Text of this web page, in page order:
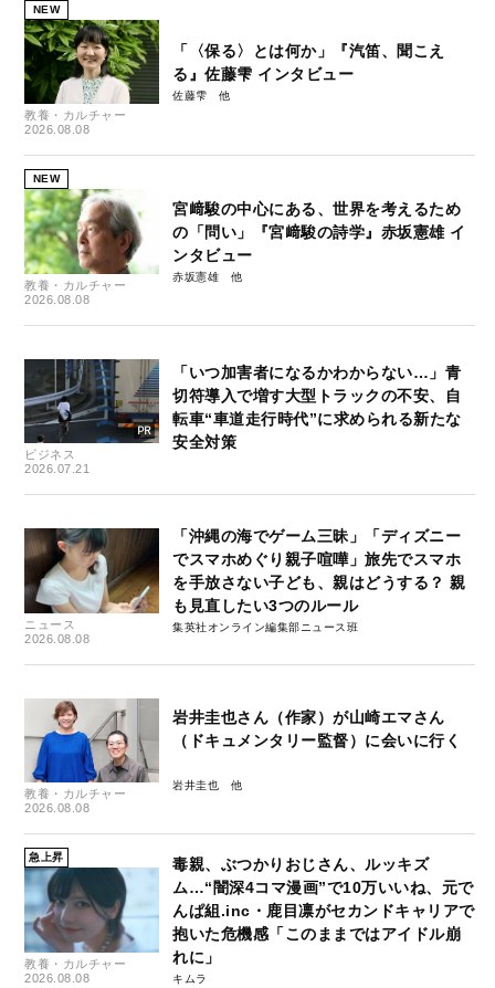
NEW
教養・カルチャー
2026.08.08
「〈保る〉とは何か」『汽笛、聞こえ
る』佐藤雫 インタビュー
佐藤雫
NEW
教養・カルチャー
2026.08.08
宮﨑駿の中心にある、世界を考えるため
の「問い」『宮﨑駿の詩学』赤坂憲雄 イ
ンタビュー
赤坂憲雄
ビジネス
2026.07.21
「いつ加害者になるかわからない…」青
切符導入で増す大型トラックの不安、自
転車“車道走行時代”に求められる新たな
安全対策
ニュース
2026.08.08
「沖縄の海でゲーム三昧」「ディズニー
でスマホめぐり親子喧嘩」旅先でスマホ
を手放さない子ども、親はどうする？ 親
も見直したい3つのルール
集英社オンライン編集部ニュース班
教養・カルチャー
2026.08.08
岩井圭也さん（作家）が山崎エマさん
（ドキュメンタリー監督）に会いに行く
岩井圭也
急上昇
教養・カルチャー
2026.08.08
毒親、ぶつかりおじさん、ルッキズ
ム…“闇深4コマ漫画”で10万いいね、元で
んぱ組.inc・鹿目凛がセカンドキャリアで
抱いた危機感「このままではアイドル崩
れに」
キムラ